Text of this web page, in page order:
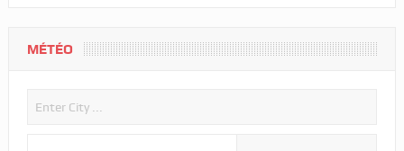
MÉTÉO